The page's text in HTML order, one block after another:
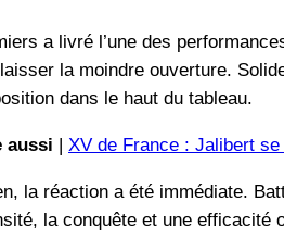
a livré l’une des
la moindre ouverture.
dans le haut du tableau.
aussi | XV de France : Jalibert
la réaction a été immédiate.
la conquête et une